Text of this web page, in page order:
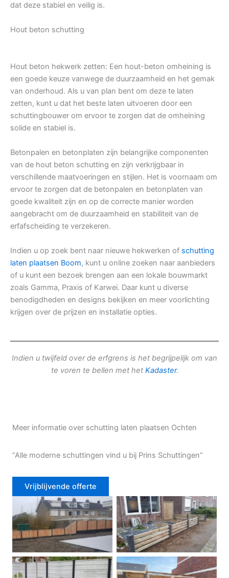
dat deze stabiel en veilig is.
Hout beton schutting
Hout beton hekwerk zetten: Een hout-beton omheining is
een goede keuze vanwege de duurzaamheid en het gemak
van onderhoud. Als u van plan bent om deze te laten
zetten, kunt u dat het beste laten uitvoeren door een
schuttingbouwer om ervoor te zorgen dat de omheining
solide en stabiel is.
Betonpalen en betonplaten zijn belangrijke componenten
van de hout beton schutting en zijn verkrijgbaar in
verschillende maatvoeringen en stijlen. Het is voornaam om
ervoor te zorgen dat de betonpalen en betonplaten van
goede kwaliteit zijn en op de correcte manier worden
aangebracht om de duurzaamheid en stabiliteit van de
erfafscheiding te verzekeren.
Indien u op zoek bent naar nieuwe hekwerken of schutting
laten plaatsen Boom, kunt u online zoeken naar aanbieders
of u kunt een bezoek brengen aan een lokale bouwmarkt
zoals Gamma, Praxis of Karwei. Daar kunt u diverse
benodigdheden en designs bekijken en meer voorlichting
krijgen over de prijzen en installatie opties.
Indien u twijfeld over de erfgrens is het begrijpelijk om van
te voren te bellen met het Kadaster.
Meer informatie over schutting laten plaatsen Ochten
“Alle moderne schuttingen vind u bij Prins Schuttingen”
Vrijblijvende offerte
Douglas schutting Tuinhek voortuin